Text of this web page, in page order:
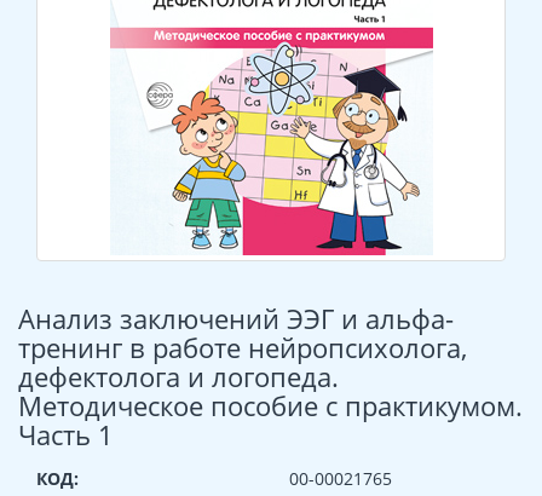
Анализ заключений ЭЭГ и альфа-
тренинг в работе нейропсихолога,
дефектолога и логопеда.
Методическое пособие с практикумом.
Часть 1
КОД:
00-00021765